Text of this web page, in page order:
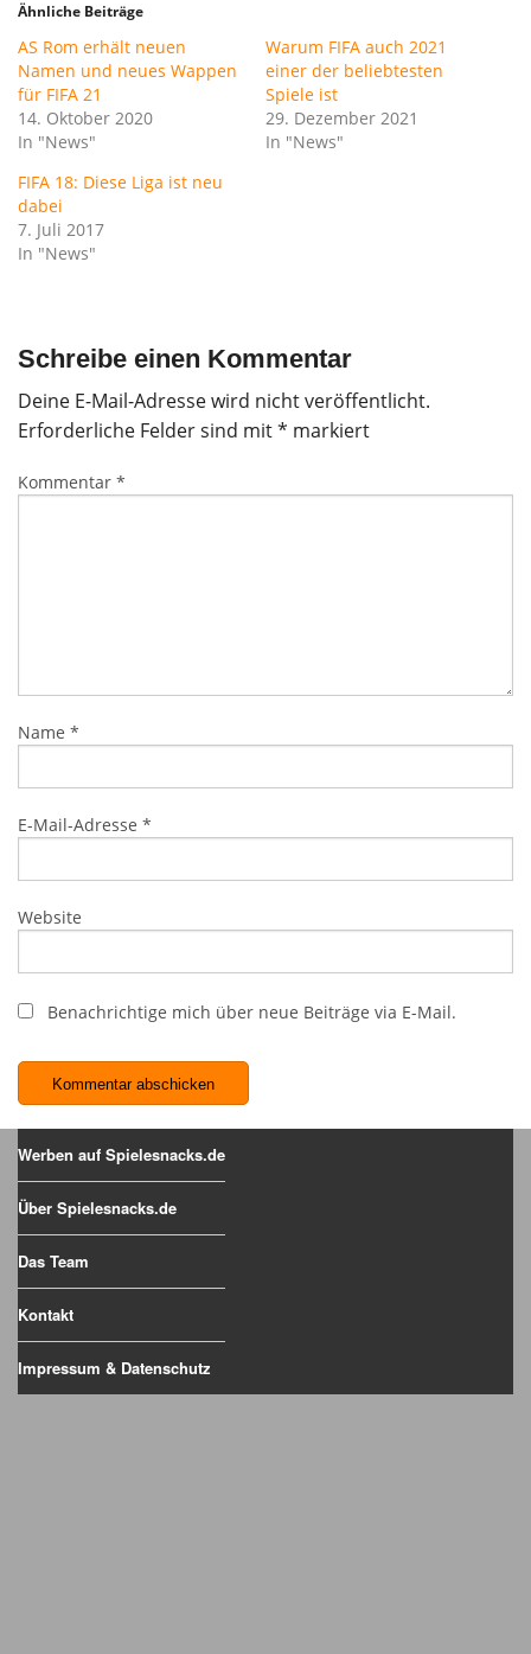
Ähnliche Beiträge
AS Rom erhält neuen
Namen und neues Wappen
für FIFA 21
14. Oktober 2020
In "News"
Warum FIFA auch 2021
einer der beliebtesten
Spiele ist
29. Dezember 2021
In "News"
FIFA 18: Diese Liga ist neu
dabei
7. Juli 2017
In "News"
Schreibe einen Kommentar
Deine E-Mail-Adresse wird nicht veröffentlicht.
Erforderliche Felder sind mit* markiert
Kommentar *
Name *
E-Mail-Adresse *
Website
Benachrichtige mich über neue Beiträge via E-Mail.
Werben auf Spielesnacks.de
Über Spielesnacks.de
Das Team
Kontakt
Impressum & Datenschutz